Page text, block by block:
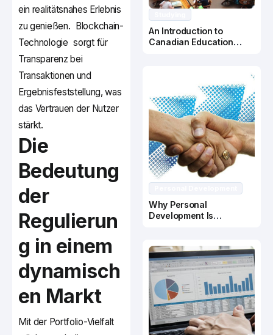
ein realitätsnahes Erlebnis
zu genießen.
Blockchain-
Technologie sorgt für
Transparenz bei
Transaktionen und
Ergebnisfeststellung, was
das Vertrauen der Nutzer
stärkt.
Die
Bedeutung
der
Regulierun
g in einem
dynamisch
en Markt
Mit der Portfolio-Vielfalt
An Introduction to
Canadian Education
Why Personal
Development Is